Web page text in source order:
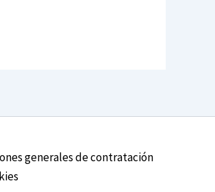
generales de contratación